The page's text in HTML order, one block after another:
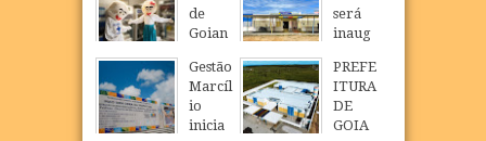
de
Goian
realiz
a
Camp
anha
será
inaug
em
São
Loure
nço e
Gestão
Marcíl
io
inicia
PREFE
ITURA
DE
GOIA